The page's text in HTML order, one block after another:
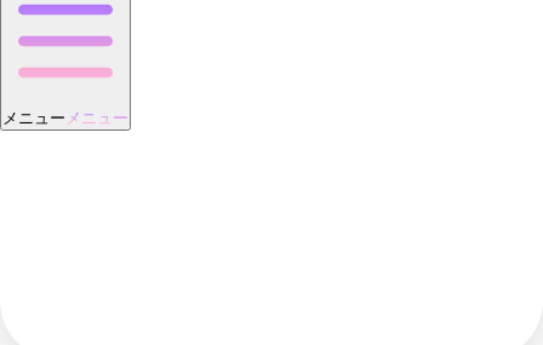
メニュー メニュー